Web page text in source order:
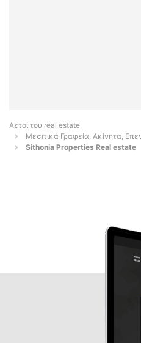
Αετοί του real estate
Μεσιτικά Γραφεία, Ακίνητα,
Sithonia Properties Real estate